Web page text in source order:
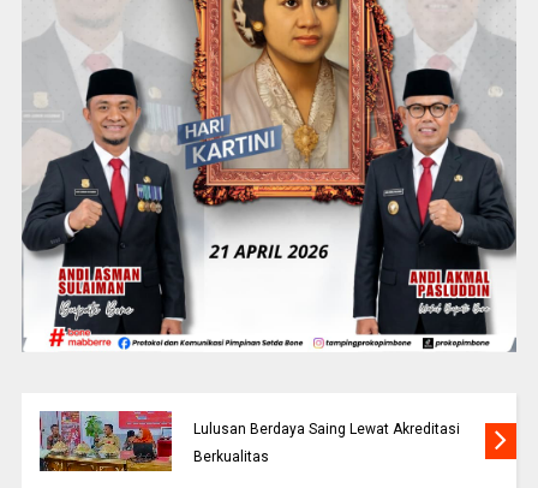
Lulusan Berdaya Saing Lewat Akreditasi
Berkualitas